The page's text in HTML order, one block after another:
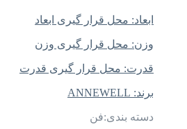
ابعاد: محل قرار گیری ابعاد
وزن: محل قرار گیری وزن
قدرت: محل قرار گیری قدرت
برند: ANNEWELL
دسته بندی:فن